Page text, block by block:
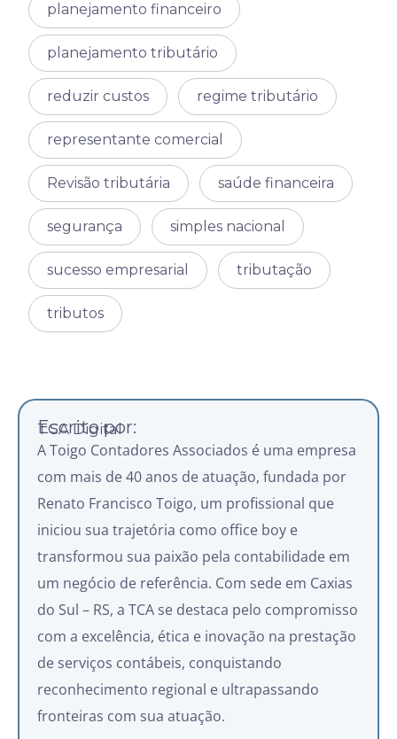
planejamento financeiro
planejamento tributário
reduzir custos regime tributário
representante comercial
Revisão tributária saúde financeira
segurança simples nacional
sucesso empresarial tributação
tributos
Escrito por:
TCA Digital
A Toigo Contadores Associados é uma empresa
com mais de 40 anos de atuação, fundada por
Renato Francisco Toigo, um profissional que
iniciou sua trajetória como office boy e
transformou sua paixão pela contabilidade em
um negócio de referência. Com sede em Caxias
do Sul – RS, a TCA se destaca pelo compromisso
com a excelência, ética e inovação na prestação
de serviços contábeis, conquistando
reconhecimento regional e ultrapassando
fronteiras com sua atuação.